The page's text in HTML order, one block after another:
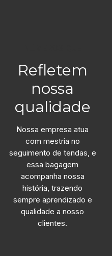
Refletem
nossa
qualidade
Nossa empresa atua
com mestria no
seguimento de tendas, e
essa bagagem
acompanha nossa
história, trazendo
sempre aprendizado e
qualidade a nosso
clientes.